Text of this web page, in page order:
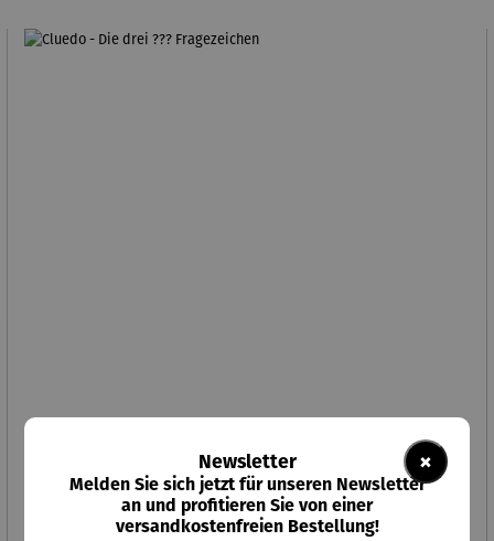
Cluedo - Die drei ??? Fragezeichen
Regulärer Preis:
39,95 €
×
Newsletter
Melden Sie sich jetzt für unseren Newsletter
an und profitieren Sie von einer
versandkostenfreien Bestellung!